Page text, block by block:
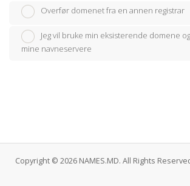
Overfør domenet fra en annen registrar
Jeg vil bruke min eksisterende domene
mine navneservere
Copyright © 2026 NAMES.MD. All Rights